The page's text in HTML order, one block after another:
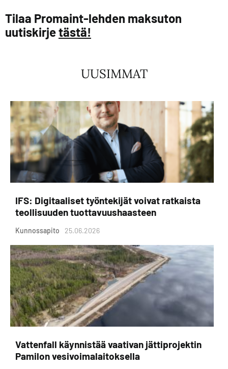
Tilaa Promaint-lehden maksuton
uutiskirjetästä!
UUSIMMAT
IFS: Digitaaliset työntekijät voivat ratkaista
teollisuuden tuottavuushaasteen
Kunnossapito 25.06.2026
Vattenfall käynnistää vaativan jättiprojektin
Pamilon vesivoimalaitoksella